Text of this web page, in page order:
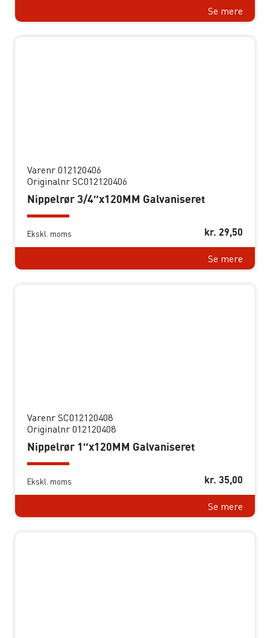
Se mere
Varenr 012120406
Originalnr SC012120406
Nippelrør 3/4″x120MM Galvaniseret
Ekskl. moms kr. 29,50
Se mere
Varenr SC012120408
Originalnr 012120408
Nippelrør 1″x120MM Galvaniseret
Ekskl. moms kr. 35,00
Se mere